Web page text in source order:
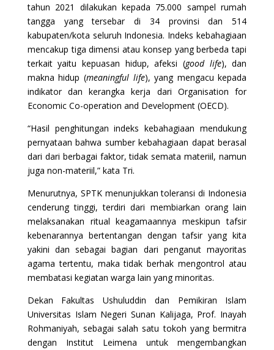
tahun 2021 dilakukan kepada 75.000 sampel rumah
tangga yang tersebar di 34 provinsi dan 514
kabupaten/kota seluruh Indonesia. Indeks kebahagiaan
mencakup tiga dimensi atau konsep yang berbeda tapi
terkait yaitu kepuasan hidup, afeksi (good life), dan
makna hidup (meaningful life), yang mengacu kepada
indikator dan kerangka kerja dari Organisation for
Economic Co-operation and Development (OECD).
“Hasil penghitungan indeks kebahagiaan mendukung
pernyataan bahwa sumber kebahagiaan dapat berasal
dari dari berbagai faktor, tidak semata materiil, namun
juga non-materiil,” kata Tri.
Menurutnya, SPTK menunjukkan toleransi di Indonesia
cenderung tinggi, terdiri dari membiarkan orang lain
melaksanakan ritual keagamaannya meskipun tafsir
kebenarannya bertentangan dengan tafsir yang kita
yakini dan sebagai bagian dari penganut mayoritas
agama tertentu, maka tidak berhak mengontrol atau
membatasi kegiatan warga lain yang minoritas.
Dekan Fakultas Ushuluddin dan Pemikiran Islam
Universitas Islam Negeri Sunan Kalijaga, Prof. Inayah
Rohmaniyah, sebagai salah satu tokoh yang bermitra
dengan Institut Leimena untuk mengembangkan